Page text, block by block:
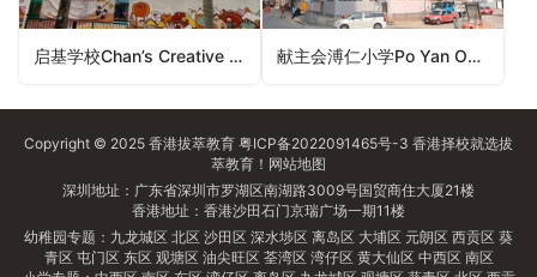
启基学校Chan’s Creative School（深水埗区小学） 献主会溥仁小学Po Yan Oblate Primary School（黄大仙区小学）
Copyright © 2025 香港拔萃教育 粤ICP备2022091465号-3 香港择校就选拔
萃教育！ 网站地图
深圳地址：广东省深圳市罗湖区南湖路3009号国贸商住大厦21楼
香港地址：香港沙田石门京瑞广场一期11楼
幼稚园专题： 九龙城区 北区 沙田区 深水埗区 离岛区 大埔区 元朗区 西贡区 葵
青区 屯门区 东区 观塘区 油尖旺区 荃湾区 湾仔区 黄大仙区 中西区 南区